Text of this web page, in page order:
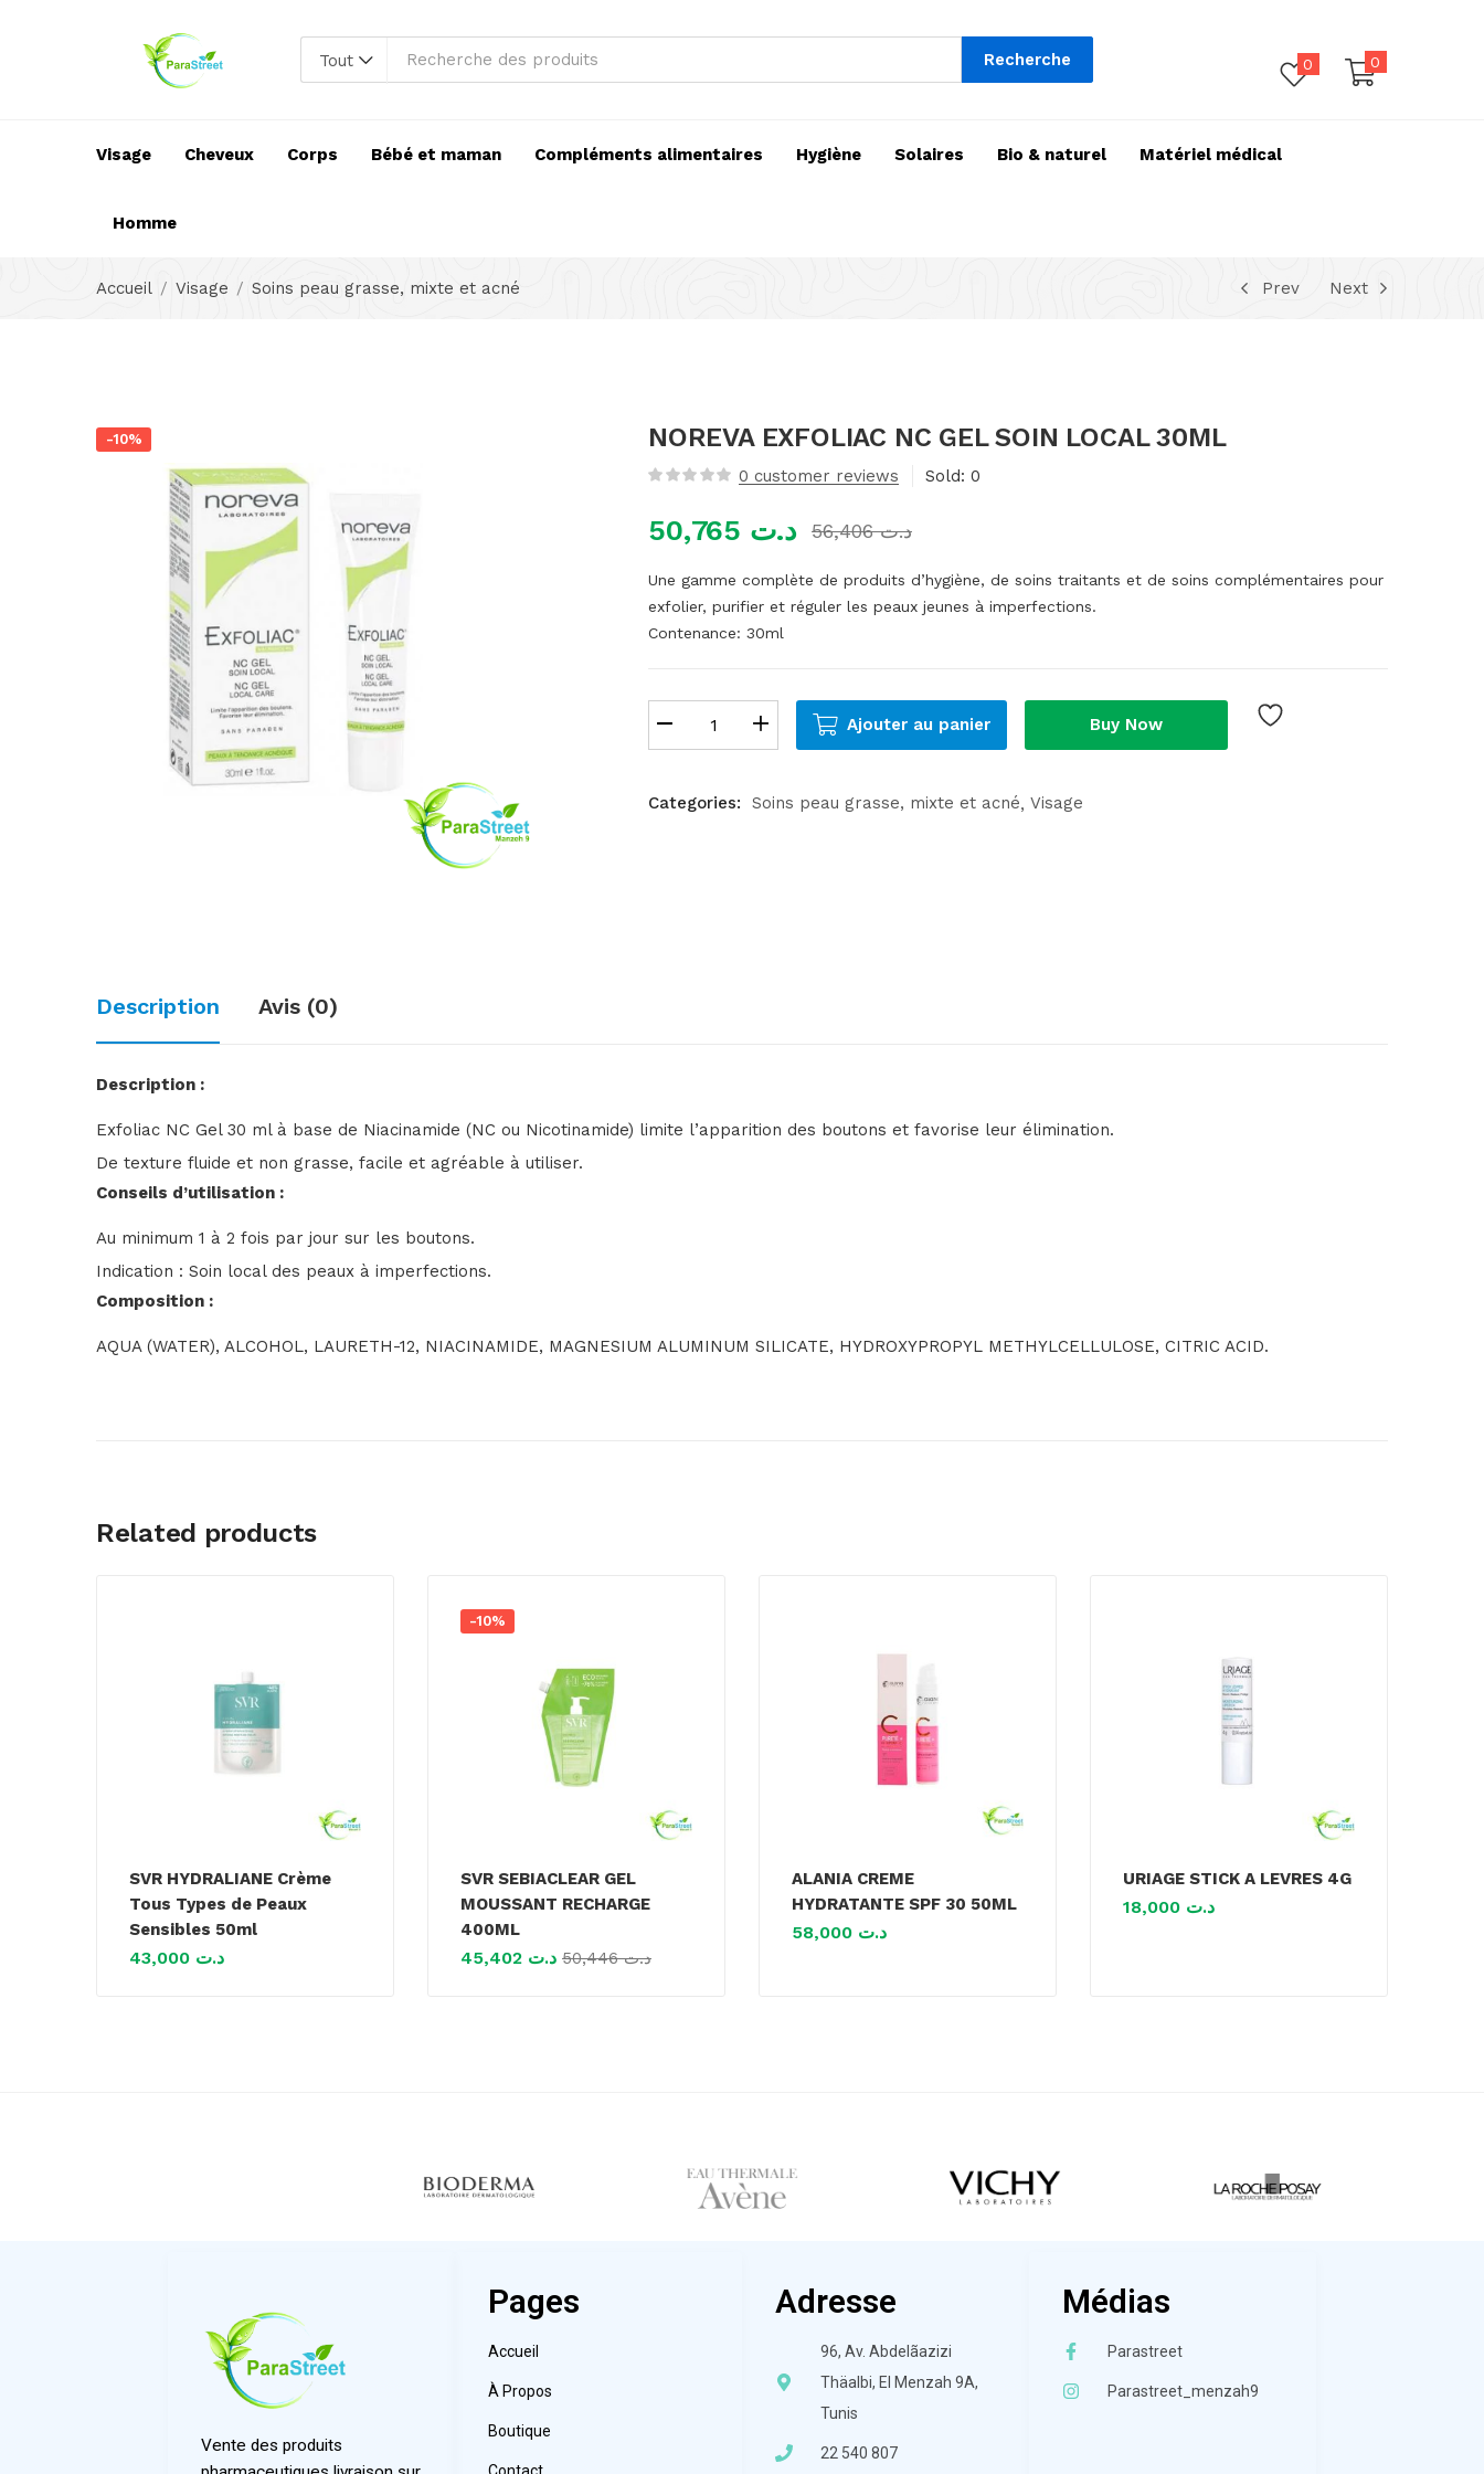
Tout Recherche 0 0
Visage Cheveux Corps Bébé et maman Compléments alimentaires Hygiène Solaires Bio & naturel Matériel médical
Homme
Accueil Visage Soins peau grasse, mixte et acné Prev Next
-10% NOREVA EXFOLIAC NC GEL SOIN LOCAL 30ML
0 customer reviews Sold: 0
د.ت د.ت56,406
Une gamme complète de produits d’hygiène, de soins traitants et de soins complémentaires pour
exfolier, purifier et réguler les peaux jeunes à imperfections.
Contenance: 30ml
Ajouter au panier Buy Now
Categories: Soins peau grasse, mixte et acné Visage
Description Avis (0)
Description :
Exfoliac NC Gel 30 ml à base de Niacinamide (NC ou Nicotinamide) limite l’apparition des boutons et favorise leur élimination.
De texture fluide et non grasse, facile et agréable à utiliser.
Conseils d’utilisation :
Au minimum 1 à 2 fois par jour sur les boutons.
Indication : Soin local des peaux à imperfections.
Composition :
AQUA (WATER), ALCOHOL, LAURETH-12, NIACINAMIDE, MAGNESIUM ALUMINUM SILICATE, HYDROXYPROPYL METHYLCELLULOSE, CITRIC ACID.
Related products
SVR HYDRALIANE Crème
Tous Types de Peaux
Sensibles 50ml
د.ت
-10%
SVR SEBIACLEAR GEL
MOUSSANT RECHARGE
400ML
د.ت د.ت50,446
ALANIA CREME
HYDRATANTE SPF 30 50ML
د.ت
URIAGE STICK A LEVRES 4G
د.ت
Vente des produits
Pages
Accueil
À Propos
Boutique
Adresse
96, Av. Abdelãazizi
Thäalbi, El Menzah 9A,
Tunis
22 540 807
Médias
Parastreet
Parastreet_menzah9